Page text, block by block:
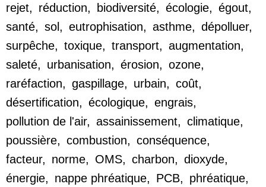
rejet, réduction, biodiversité, écologie, égout,
santé, sol, eutrophisation, asthme, dépolluer,
surpêche, toxique, transport, augmentation,
saleté, urbanisation, érosion, ozone,
raréfaction, gaspillage, urbain, coût,
désertification, écologique, engrais,
pollution de l'air, assainissement, climatique,
poussière, combustion, conséquence,
facteur, norme, OMS, charbon, dioxyde,
énergie, nappe phréatique, PCB, phréatique,